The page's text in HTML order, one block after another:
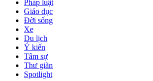
Pháp luật
Giáo dục
Đời sống
Xe
Du lịch
Ý kiến
Tâm sự
Thư giãn
Spotlight